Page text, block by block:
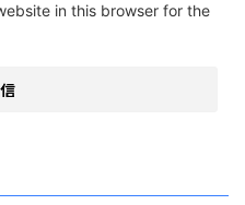
in this browser for the